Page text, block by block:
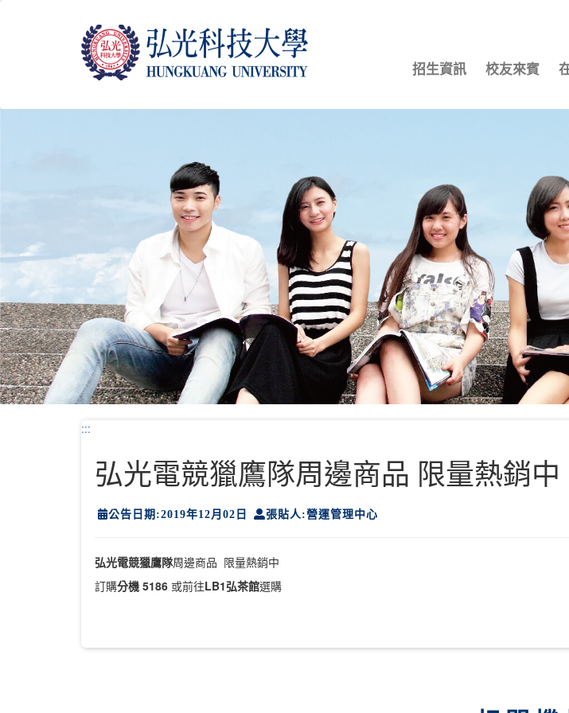
內
招生資訊 校友來賓
:::
弘光電競獵鷹隊周邊商品 限量熱銷中
公告日期:2019年12月02日 張貼人:營運管理中心
弘光電競獵鷹隊周邊商品 限量熱銷中
訂購分機 5186或前往LB1弘茶館選購